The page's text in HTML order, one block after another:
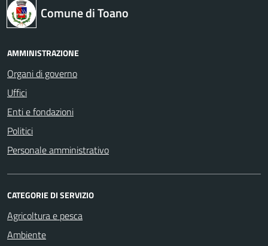
Comune di Toano
AMMINISTRAZIONE
Organi di governo
Uffici
Enti e fondazioni
Politici
Personale amministrativo
CATEGORIE DI SERVIZIO
Agricoltura e pesca
Ambiente